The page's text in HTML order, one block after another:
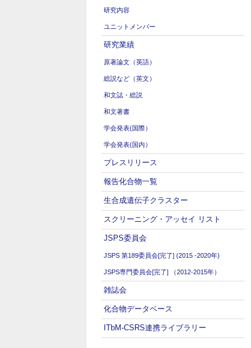
研究内容
ユニットメンバー
研究業績
原著論文（英語）
総説など（英文）
和文誌・総説
和文著書
学会発表(国際）
学会発表(国内）
プレスリリース
報告化合物一覧
生合成遺伝子クラスター
スクリーニング・アッセイ リスト
JSPS委員会
JSPS 第189委員会[完了] (2015 -2020年)
JSPS専門委員会[完了] （2012-2015年）
雑誌会
化合物データベース
ITbM-CSRS連携ライブラリー